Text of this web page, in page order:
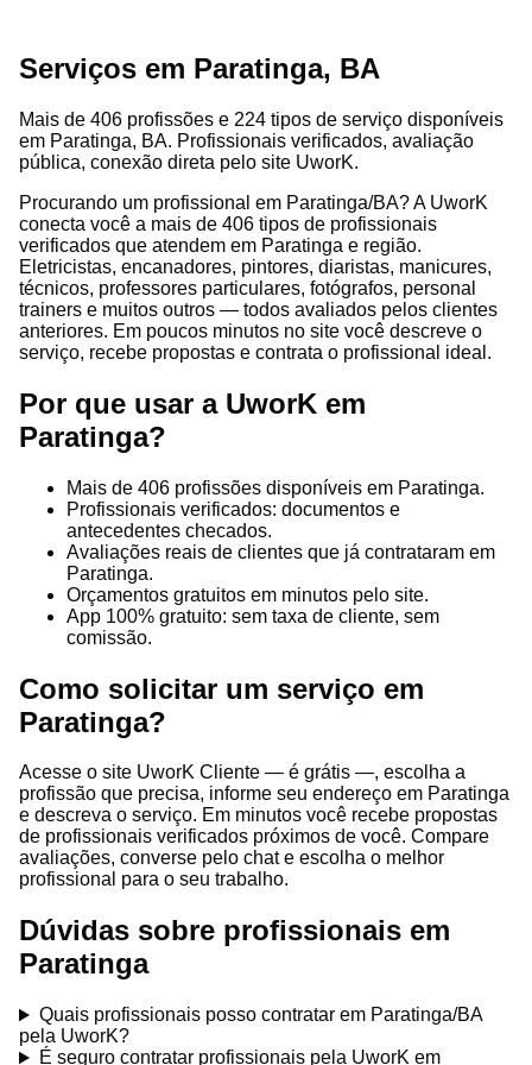
Serviços em Paratinga, BA
Mais de 406 profissões e 224 tipos de serviço disponíveis
em Paratinga, BA. Profissionais verificados, avaliação
pública, conexão direta pelo site UworK.
Procurando um profissional em Paratinga/BA? A UworK
conecta você a mais de 406 tipos de profissionais
verificados que atendem em Paratinga e região.
Eletricistas, encanadores, pintores, diaristas, manicures,
técnicos, professores particulares, fotógrafos, personal
trainers e muitos outros — todos avaliados pelos clientes
anteriores. Em poucos minutos no site você descreve o
serviço, recebe propostas e contrata o profissional ideal.
Por que usar a UworK em
Paratinga?
Mais de 406 profissões disponíveis em Paratinga.
Profissionais verificados: documentos e
antecedentes checados.
Avaliações reais de clientes que já contrataram em
Paratinga.
Orçamentos gratuitos em minutos pelo site.
App 100% gratuito: sem taxa de cliente, sem
comissão.
Como solicitar um serviço em
Paratinga?
Acesse o site UworK Cliente — é grátis —, escolha a
profissão que precisa, informe seu endereço em Paratinga
e descreva o serviço. Em minutos você recebe propostas
de profissionais verificados próximos de você. Compare
avaliações, converse pelo chat e escolha o melhor
profissional para o seu trabalho.
Dúvidas sobre profissionais em
Paratinga
Quais profissionais posso contratar em Paratinga/BA
pela UworK?
É seguro contratar profissionais pela UworK em